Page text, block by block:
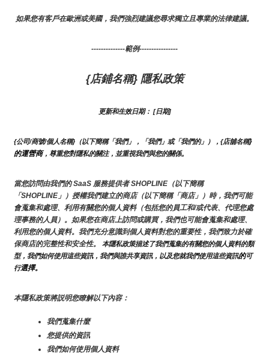
如果您有客戶在歐洲或美國，我們強烈建議您尋求獨立且專業的法律建議。
--------------範例----------------
{店鋪名稱} 隱私政策
更新和生效日期： [日期]
{公司/商號/個人名稱}（以下簡稱「我們」，「我們」或「我們的」），{店舖名稱}
的運營商，尊重您對隱私的關注，並重視我們與您的關係。
當您訪問由我們的 SaaS 服務提供者 SHOPLINE（以下簡稱
「SHOPLINE」）授權我們建立的商店（以下簡稱「商店」）時，我們可能
會蒐集和處理、利用有關您的個人資料（包括您的員工和/或代表、代理您處
理事務的人員）。如果您在商店上訪問或購買，我們也可能會蒐集和處理、
利用您的個人資料。我們充分意識到個人資料對您的重要性，我們致力於確
保商店的完整性和安全性。
本隱私政策描述了我們蒐集的有關您的個人資料的類
型，我們如何使用這些資訊，我們與誰共享資訊，以及您就我們使用這些資訊的可
行選擇。
本隱私政策將説明您瞭解以下內容：
我們蒐集什麼
您提供的資訊
我們如何使用個人資料